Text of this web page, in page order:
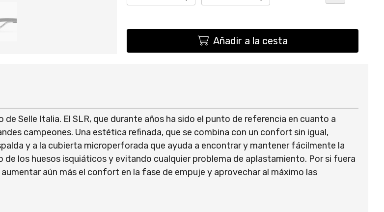
Añadir a la cesta
Selle Italia. El SLR, que durante años ha sido el punto de referencia en cuanto a
campeones. Una estética refinada, que se combina con un confort sin igual,
y a la cubierta microperforada que ayuda a encontrar y mantener fácilmente la
los huesos isquiáticos y evitando cualquier problema de aplastamiento. Por si fuera
aún más el confort en la fase de empuje y aprovechar al máximo las